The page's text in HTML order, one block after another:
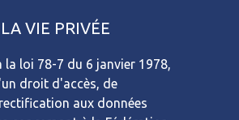
VIE PRIVÉE
la loi 78-7 du 6 janvier 1978,
droit d'accès, de
aux données